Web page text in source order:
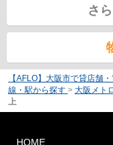
さ
【AFLO】大阪市で貸店舗
線・駅から探す > 大阪メト
上
HOME